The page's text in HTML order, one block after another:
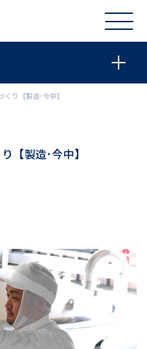
り【製造･今中】
【製造･今中】